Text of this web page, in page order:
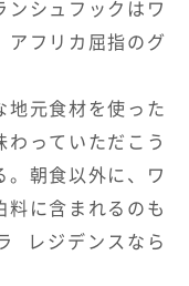
ンシュフックはワ
アフリカ屈指のグ
地元食材を使った
わっていただこう
。朝食以外に、ワ
料に含まれるのも
レジデンスなら